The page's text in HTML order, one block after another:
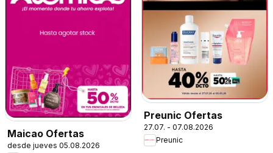
Maicao Ofertas
desde jueves 05.08.2026
Preunic Ofertas
27.07. - 07.08.2026
Preunic